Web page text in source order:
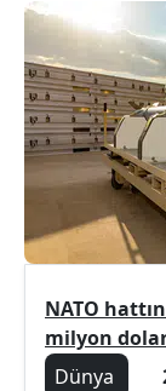
NATO
milyon
Dünya